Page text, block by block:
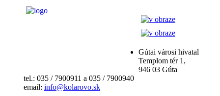
Gútai városi hivatal
Templom tér 1,
946 03 Gúta
tel.: 035 / 7900911 a 035 / 7900940
email: info@kolarovo.sk